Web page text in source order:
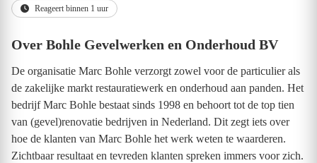
Reageert binnen 1 uur
Over Bohle Gevelwerken en Onderhoud BV
De organisatie Marc Bohle verzorgt zowel voor de particulier als
de zakelijke markt restauratiewerk en onderhoud aan panden. Het
bedrijf Marc Bohle bestaat sinds 1998 en behoort tot de top tien
van (gevel)renovatie bedrijven in Nederland. Dit zegt iets over
hoe de klanten van Marc Bohle het werk weten te waarderen.
Zichtbaar resultaat en tevreden klanten spreken immers voor zich.